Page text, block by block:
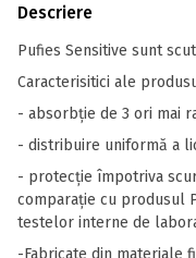
Descriere
Pufies Sensitive sunt
Caracterisitici ale
- absorbție de 3 ori mai
- distribuire uniformă a
- protecție împotriva
comparație cu produsul
testelor interne de
-Fabricate din materiale